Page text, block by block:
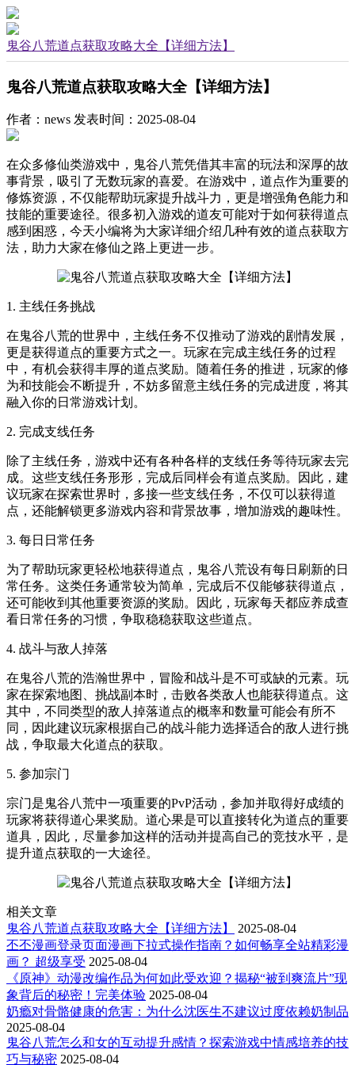
鬼谷八荒道点获取攻略大全【详细方法】
鬼谷八荒道点获取攻略大全【详细方法】
作者：news 发表时间：2025-08-04
在众多修仙类游戏中，鬼谷八荒凭借其丰富的玩法和深厚的故
事背景，吸引了无数玩家的喜爱。在游戏中，道点作为重要的
修炼资源，不仅能帮助玩家提升战斗力，更是增强角色能力和
技能的重要途径。很多初入游戏的道友可能对于如何获得道点
感到困惑，今天小编将为大家详细介绍几种有效的道点获取方
法，助力大家在修仙之路上更进一步。
1. 主线任务挑战
在鬼谷八荒的世界中，主线任务不仅推动了游戏的剧情发展，
更是获得道点的重要方式之一。玩家在完成主线任务的过程
中，有机会获得丰厚的道点奖励。随着任务的推进，玩家的修
为和技能会不断提升，不妨多留意主线任务的完成进度，将其
融入你的日常游戏计划。
2. 完成支线任务
除了主线任务，游戏中还有各种各样的支线任务等待玩家去完
成。这些支线任务形形，完成后同样会有道点奖励。因此，建
议玩家在探索世界时，多接一些支线任务，不仅可以获得道
点，还能解锁更多游戏内容和背景故事，增加游戏的趣味性。
3. 每日日常任务
为了帮助玩家更轻松地获得道点，鬼谷八荒设有每日刷新的日
常任务。这类任务通常较为简单，完成后不仅能够获得道点，
还可能收到其他重要资源的奖励。因此，玩家每天都应养成查
看日常任务的习惯，争取稳稳获取这些道点。
4. 战斗与敌人掉落
在鬼谷八荒的浩瀚世界中，冒险和战斗是不可或缺的元素。玩
家在探索地图、挑战副本时，击败各类敌人也能获得道点。这
其中，不同类型的敌人掉落道点的概率和数量可能会有所不
同，因此建议玩家根据自己的战斗能力选择适合的敌人进行挑
战，争取最大化道点的获取。
5. 参加宗门
宗门是鬼谷八荒中一项重要的PvP活动，参加并取得好成绩的
玩家将获得道心果奖励。道心果是可以直接转化为道点的重要
道具，因此，尽量参加这样的活动并提高自己的竞技水平，是
提升道点获取的一大途径。
相关文章
鬼谷八荒道点获取攻略大全【详细方法】
2025-08-04
丕丕漫画登录页面漫画下拉式操作指南？如何畅享全站精彩漫
画？ 超级享受 2025-08-04
《原神》动漫改编作品为何如此受欢迎？揭秘“被到爽流片”现
象背后的秘密！完美体验 2025-08-04
奶瘾对骨骼健康的危害：为什么沈医生不建议过度依赖奶制品
2025-08-04
鬼谷八荒怎么和女的互动提升感情？探索游戏中情感培养的技
巧与秘密 2025-08-04